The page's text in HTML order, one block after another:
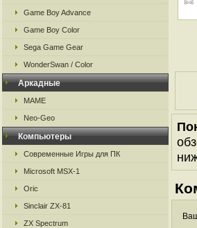
Game Boy Advance
Game Boy Color
Sega Game Gear
WonderSwan / Color
Аркадные
MAME
Neo-Geo
Компьютеры
Современные Игры для ПК
Microsoft MSX-1
Oric
Sinclair ZX-81
ZX Spectrum